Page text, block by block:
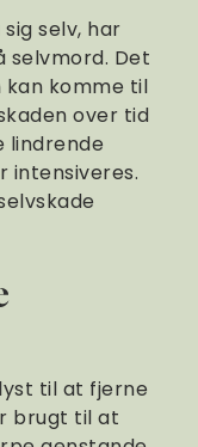
selv, har
selvmord. Det
komme til
over tid
lindrende
intensiveres.
til at fjerne
brugt til at